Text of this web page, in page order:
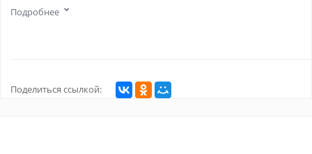
Подробнее
Поделиться ссылкой: